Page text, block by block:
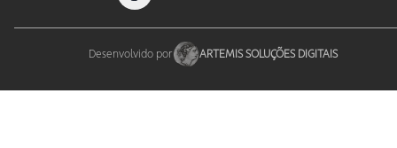
Desenvolvido por ARTEMIS SOLUÇÕES DIGITAIS